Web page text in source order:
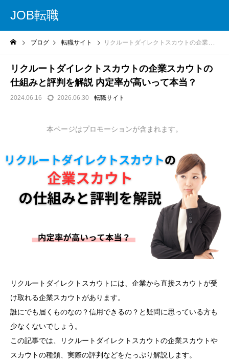
JOB転職
ブログ 転職サイト リクルートダイレクトスカウトの企業スカウトの仕組みと評判を解説 内定率が高いって本当？
リクルートダイレクトスカウトの企業スカウトの
仕組みと評判を解説 内定率が高いって本当？
2024.06.16 2026.06.30 転職サイト
本ページはプロモーションが含まれます。
リクルートダイレクトスカウトには、企業から直接スカウトが受
け取れる企業スカウトがあります。
誰にでも届くものなの？信用できるの？と疑問に思っている方も
少なくないでしょう。
この記事では、リクルートダイレクトスカウトの企業スカウトや
スカウトの種類、実際の評判などをたっぷり解説します。